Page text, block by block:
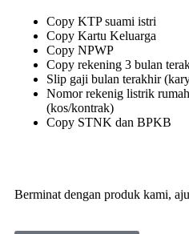
Copy KTP suami istri
Copy Kartu Keluarga
Copy NPWP
Copy rekening 3 bulan
Slip gaji bulan terakhir
Nomor rekenig listrik
(kos/kontrak)
Copy STNK dan BPKB
Berminat dengan produk kami,